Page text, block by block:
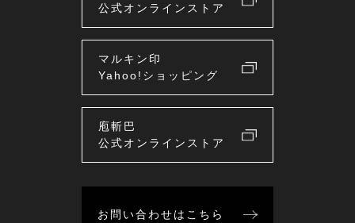
公式オンラインストア
マルキン印
Yahoo!ショッピング
庖斬巴
公式オンラインストア
お問い合わせはこちら